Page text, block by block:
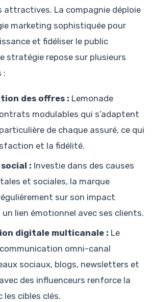
attractives. La compagnie déploie
marketing sophistiquée pour
et fidéliser le public
stratégie repose sur plusieurs
:
des offres : Lemonade
modulables qui s’adaptent
de chaque assuré, ce qui
et la fidélité.
: Investie dans des causes
et sociales, la marque
sur son impact
lien émotionnel avec ses clients.
digitale multicanale : Le
omni-canal
sociaux, blogs, newsletters et
des influenceurs renforce la
les cibles clés.